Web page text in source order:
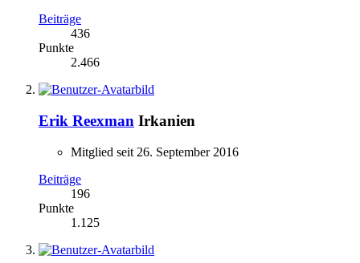
Beiträge
436
Punkte
2.466
Erik Reexman Irkanien
Mitglied seit 26. September 2016
Beiträge
196
Punkte
1.125